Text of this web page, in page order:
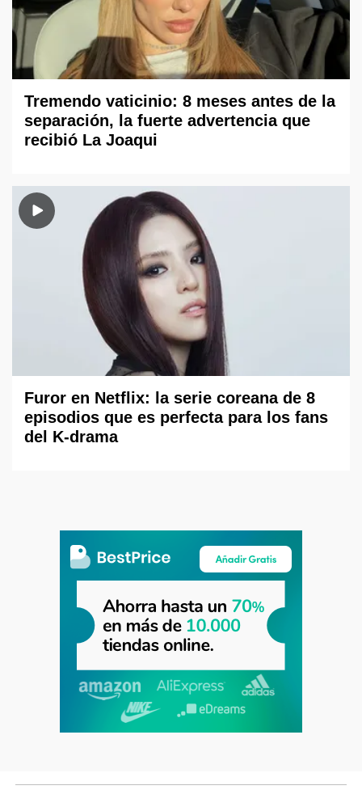
Tremendo vaticinio: 8 meses antes de la
separación, la fuerte advertencia que
recibió La Joaqui
Furor en Netflix: la serie coreana de 8
episodios que es perfecta para los fans
del K-drama